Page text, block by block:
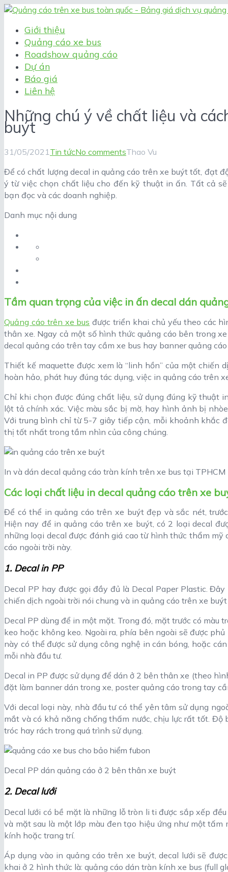
Giới thiệu
Quảng cáo xe bus
Roadshow quảng cáo
Dự án
Báo giá
Liên hệ
Những chú ý về chất liệu và
buýt
31/05/2021 Tin tứcNo commentsThao Vu
Để có chất lượng decal in quảng cáo trên xe buýt tốt, đạt
ý từ việc chọn chất liệu cho đến kỹ thuật in ấn. Tất cả
bạn đọc và các doanh nghiệp.
Danh mục nội dung
Tầm quan trọng của việc in ấn decal dán
Quảng cáo trên xe bus được triển khai chủ yếu theo các
thân xe. Ngay cả một số hình thức quảng cáo bên trong
decal quảng cáo trên tay cầm xe bus hay banner quảng
Thiết kế maquette được xem là “linh hồn” của một chiến
hoàn hảo, phát huy đúng tác dụng, việc in quảng cáo trên
Chỉ khi chọn được đúng chất liệu, sử dụng đúng kỹ thuật
lột tả chính xác. Việc màu sắc bị mờ, hay hình ảnh bị
Với trung bình chỉ từ 5-7 giây tiếp cận, mỗi khoảnh khắc
thị tốt nhất trong tầm nhìn của công chúng.
In và dán decal quảng cáo tràn kính trên xe bus tại TPHCM
Các loại chất liệu in decal quảng cáo trên xe
Để có thể in quảng cáo trên xe buýt đẹp và sắc nét,
Hiện nay để in quảng cáo trên xe buýt, có 2 loại decal
những loại decal được đánh giá cao từ hình thức thẩm
cáo ngoài trời này.
1. Decal in PP
Decal PP hay được gọi đầy đủ là Decal Paper Plastic.
chiến dịch ngoài trời nói chung và in quảng cáo trên xe
Decal PP dùng để in một mặt. Trong đó, mặt trước có màu
keo hoặc không keo. Ngoài ra, phía bên ngoài sẽ được
này có thể được sử dụng công nghệ in cán bóng, hoặc
mỗi nhà đầu tư.
Decal in PP được sử dụng để dán ở 2 bên thân xe (theo
đặt làm banner dán trong xe, poster quảng cáo trong tay
Với decal loại này, nhà đầu tư có thể yên tâm sử dụng
mắt và có khả năng chống thấm nước, chịu lực rất tốt.
tróc hay rách trong quá trình sử dụng.
Decal PP dán quảng cáo ở 2 bên thân xe buýt
2. Decal lưới
Decal lưới có bề mặt là những lỗ tròn li ti được sắp xếp
và mặt sau là một lớp màu đen tạo hiệu ứng như một tấm
kính hoặc trang trí.
Áp dụng vào in quảng cáo trên xe buýt, decal lưới sẽ
khai ở 2 hình thức là: quảng cáo dán tràn kính xe bus (full